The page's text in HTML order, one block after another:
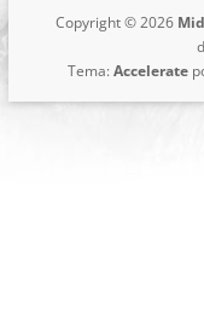
Copyright © 2026
Tema: Accelerate